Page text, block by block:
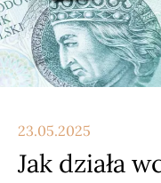
23.05.2025
Jak działa